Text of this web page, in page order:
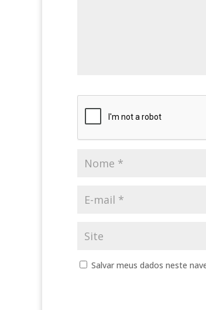
Salvar meus dados neste